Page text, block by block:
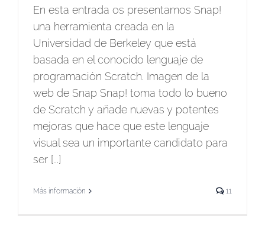
En esta entrada os presentamos Snap!
una herramienta creada en la
Universidad de Berkeley que está
basada en el conocido lenguaje de
programación Scratch. Imagen de la
web de Snap Snap! toma todo lo bueno
de Scratch y añade nuevas y potentes
mejoras que hace que este lenguaje
visual sea un importante candidato para
ser [...]
Más información 11